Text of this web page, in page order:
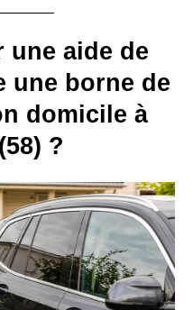
une aide de
une borne de
domicile à
?